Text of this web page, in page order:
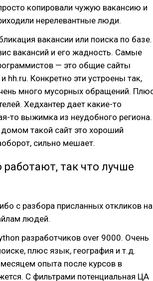
копировали чужую вакансию и
нерелевантные люди.
вакансии или поиска по базе.
вакансий и его жадность. Самые
— это общие сайты
hh.ru. Конкретно эти устроены так,
много мусорных обращений.
Хедхантер дает какие-то
то выжимка из неудобного региона.
такой сайт это хороший
сильно мешает.
так что лучше
с разбора присланных откликов на
людей.
разработчиков over 9000. Очень
плюс язык, география и т.д.
опыта после курсов в
С фильтрами потенциальная ЦА